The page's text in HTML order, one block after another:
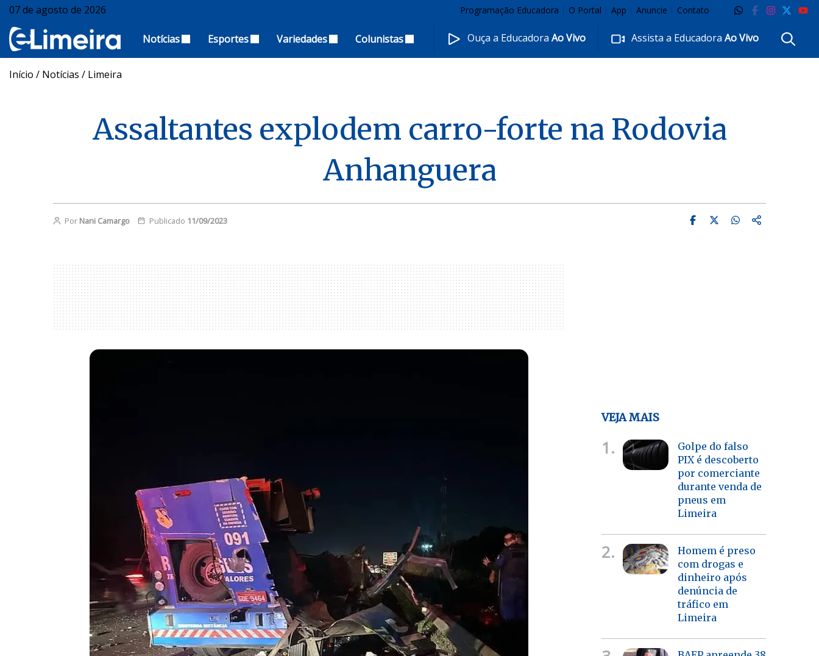
07 de agosto de 2026 Programação Educadora O Portal App Anuncie Contato
Notícias Esportes Variedades Colunistas Ouça a EducadoraAo Vivo Assista a EducadoraAo Vivo
Início / Notícias / Limeira
Assaltantes explodem carro-forte na Rodovia
Anhanguera
Por Nani Camargo Publicado 11/09/2023
VEJA MAIS
1.
Golpe do falso
PIX é descoberto
por comerciante
durante venda de
pneus em
Limeira
2.
Homem é preso
com drogas e
dinheiro após
denúncia de
tráfico em
Limeira